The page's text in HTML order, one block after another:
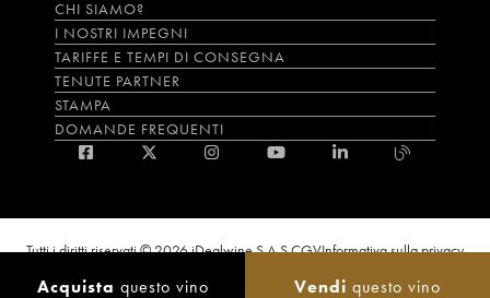
Acquista questo vino Vendi questo vino
CHI SIAMO?
I NOSTRI IMPEGNI
TARIFFE E TEMPI DI CONSEGNA
TENUTE PARTNER
STAMPA
DOMANDE FREQUENTI
Tutti i diritti riservati © 2026 iDealwine S.A.S.CGVInformativa sulla privacy
sito e dei servizi annessi è riservato solo agli utenti maggiorenni.